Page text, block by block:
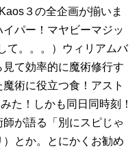
３の全企画が揃いま
パー！マヤビーマジッ
て。。。）ウィリアムバ
て効率的に魔術修行す
術に役立つ食！アスト
た！しかも同日同時刻！
が語る「別にスピじゃ
とか。とにかくお勧め